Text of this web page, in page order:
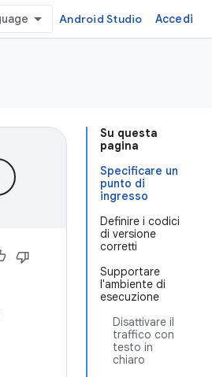
Android Studio Accedi
Su questa
pagina
Specificare un
punto di
ingresso
Definire i codici
di versione
corretti
Supportare
l'ambiente di
esecuzione
Disattivare il
traffico con
testo in
chiaro